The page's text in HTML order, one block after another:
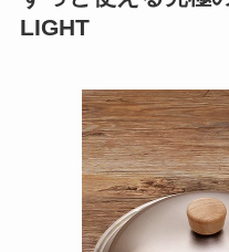
LIGHT